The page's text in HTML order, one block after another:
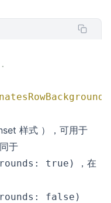
样式 ），可用于
于
true)
，在
false)